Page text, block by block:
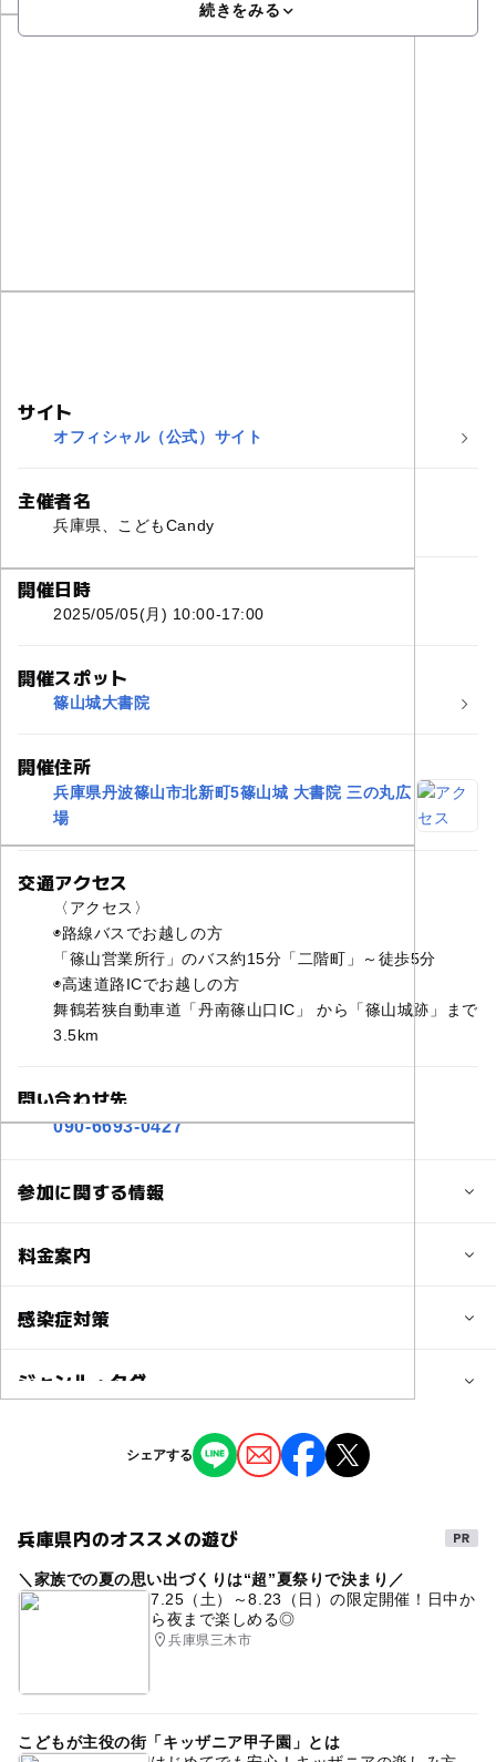
続きをみる
サイト
オフィシャル（公式）サイト
主催者名
兵庫県、こどもCandy
開催日時
2025/05/05(月) 10:00-17:00
開催スポット
篠山城大書院
開催住所
兵庫県丹波篠山市北新町5篠山城 大書院 三の丸広
場
交通アクセス
〈アクセス〉
◉路線バスでお越しの方
「篠山営業所行」のバス約15分「二階町」～徒歩5分
◉高速道路ICでお越しの方
舞鶴若狭自動車道「丹南篠山口IC」 から「篠山城跡」まで
3.5km
問い合わせ先
090-6693-0427
参加に関する情報
対象年齢
・体験前には、必ずお手洗いを済ませてからご参加くださ
い。
応募方法
事前申し込みが必要な体験につきましては、予約ページよ
りお申し込みください。
体験していただけます。
料金案内
子供の料金
子供の料金詳細
ご来場および体験は無料となります。
大人の料金詳細
ご来場および体験は無料となります。
感染症対策
本イベントでは下記の対策をしております。
・入場時及び定期的な消毒
・参加人数管理
ジャンル・タグ
タグ
こども万博 職業体験 屋内施設 無料 雨でもOK
GW(ゴールデンウィーク)
ゴールデンウィークマルシェ
シェアする
兵庫県内のオススメの遊び
＼家族での夏の思い出づくりは“超”夏祭りで決まり／
7.25（土）～8.23（日）の限定開催！日中か
ら夜まで楽しめる◎
兵庫県三木市
こどもが主役の街「キッザニア甲子園」とは